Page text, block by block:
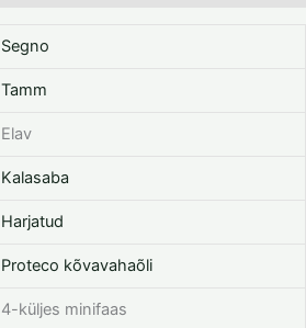
Segno
Tamm
Elav
Kalasaba
Harjatud
Proteco kõvavahaõli
4-küljes minifaas